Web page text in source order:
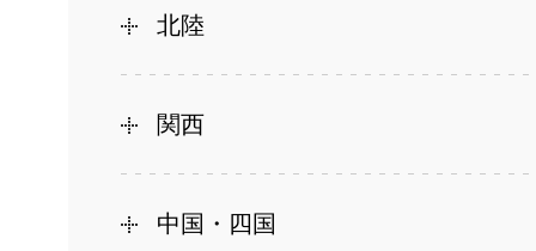
北陸
関西
中国・四国